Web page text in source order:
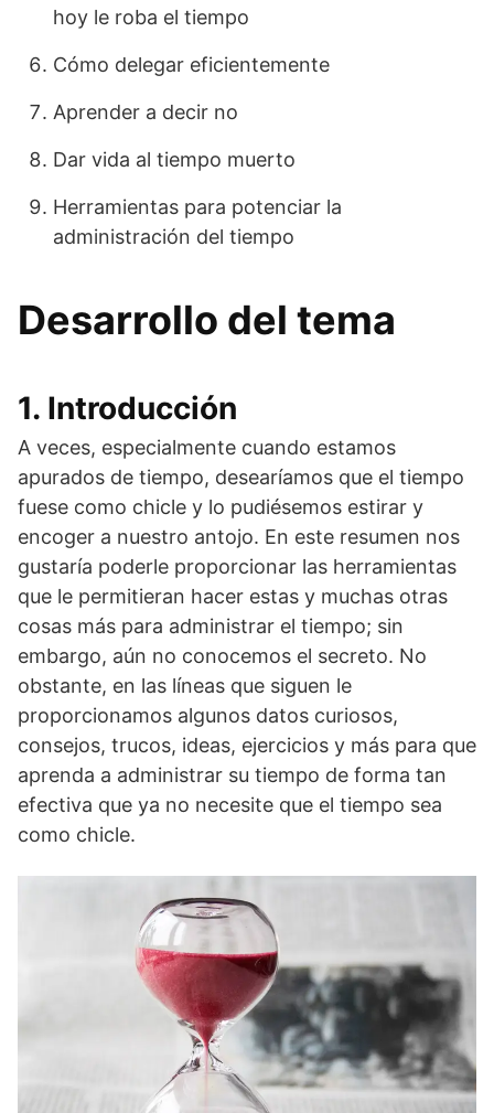
hoy le roba el tiempo
Cómo delegar eficientemente
Aprender a decir no
Dar vida al tiempo muerto
Herramientas para potenciar la
administración del tiempo
Desarrollo del tema
1. Introducción
A veces, especialmente cuando estamos
apurados de tiempo, desearíamos que el tiempo
fuese como chicle y lo pudiésemos estirar y
encoger a nuestro antojo. En este resumen nos
gustaría poderle proporcionar las herramientas
que le permitieran hacer estas y muchas otras
cosas más para administrar el tiempo; sin
embargo, aún no conocemos el secreto. No
obstante, en las líneas que siguen le
proporcionamos algunos datos curiosos,
consejos, trucos, ideas, ejercicios y más para que
aprenda a administrar su tiempo de forma tan
efectiva que ya no necesite que el tiempo sea
como chicle.